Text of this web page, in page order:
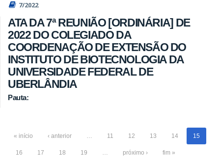
7/2022
ATA DA 7ª REUNIÃO [ORDINÁRIA] DE
2022 DO COLEGIADO DA
COORDENAÇÃO DE EXTENSÃO DO
INSTITUTO DE BIOTECNOLOGIA DA
UNIVERSIDADE FEDERAL DE
UBERLÂNDIA
Pauta:
« início ‹ anterior … 11 12 13 14 15
16 17 18 19 … próximo › fim »